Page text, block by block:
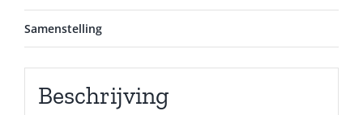
Samenstelling
Beschrijving